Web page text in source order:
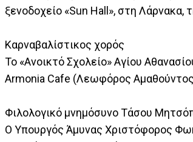
ξενοδοχείο «Sun Hall», στη Λάρνακα,
Καρναβαλίστικος χορός
Το «Ανοικτό Σχολείο» Αγίου
Armonia Cafe (Λεωφόρος
Φιλολογικό μνημόσυνο Τάσου
Ο Υπουργός Άμυνας Χριστόφορος